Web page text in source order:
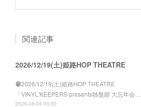
関連記事
2026/12/19(土)姫路HOP THEATRE
🟠2026/12/19(土)姫路HOP THEATRE
「VINYL'KEEPERS presents独盤廻 大忘年会…
2026.08.04 03:50